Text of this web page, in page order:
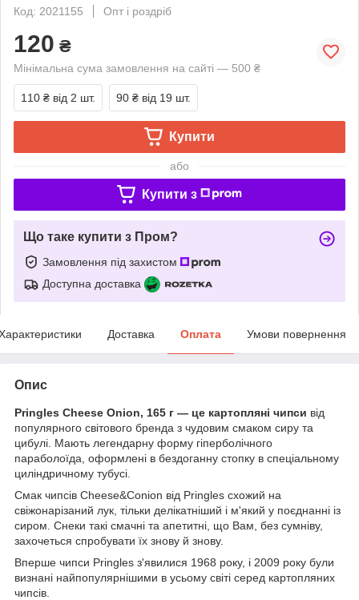
Код: 2021155
Опт і роздріб
120 ₴
Мінімальна сума замовлення на сайті — 500 ₴
110 ₴ від 2 шт. 90 ₴ від 19 шт.
Купити
або
Купити з
Що таке купити з Пром?
Замовлення під захистом
Доступна доставка
Доставка Оплата Умови повернення
Опис
Pringles Cheese Onion, 165 г — це картопляні чипси від
популярного світового бренда з чудовим смаком сиру та
цибулі. Мають легендарну форму гіперболічного
параболоїда, оформлені в бездоганну стопку в спеціальному
циліндричному тубусі.
Смак чипсів Cheese&Conion від Pringles схожий на
свіжонарізаний лук, тільки делікатніший і м'який у поєднанні із
сиром. Снеки такі смачні та апетитні, що Вам, без сумніву,
захочеться спробувати їх знову й знову.
Вперше чипси Pringles з'явилися 1968 року, і 2009 року були
визнані найпопулярнішими в усьому світі серед картопляних
чипсів.